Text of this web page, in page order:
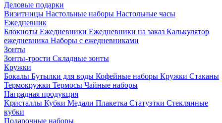
Деловые подарки
Визитницы Настольные наборы Настольные часы
Ежедневник
Блокноты Ежедневники Ежедневники на заказ Калькулятор
ежедневника Наборы с ежедневниками
Зонты
Зонты-трости Складные зонты
Кружки
Бокалы Бутылки для воды Кофейные наборы Кружки Стаканы
Термокружки Термосы Чайные наборы
Наградная продукция
Kристаллы Кубки Медали Плакетка Статуэтки Стеклянные
кубки
Подарочные наборы